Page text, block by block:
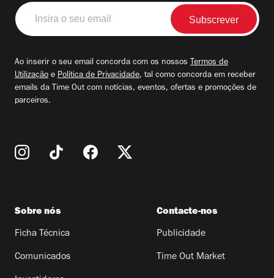
Insira
o
seu
Ao inserir o seu email concorda com os nossos Termos de
Utilização e Política de Privacidade, tal como concorda em receber
emails da Time Out com notícias, eventos, ofertas e promoções de
parceiros.
Sobre nós
Ficha Técnica
Comunicados
Contacte-nos
Publicidade
Time Out Market